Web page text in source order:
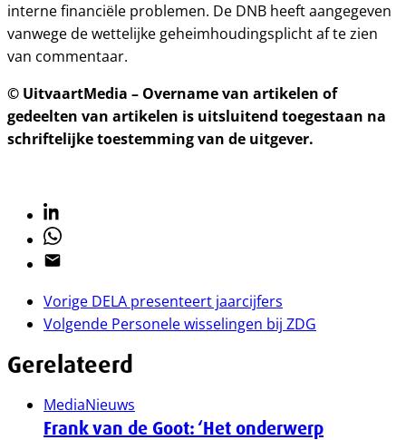
interne financiële problemen. De DNB heeft aangegeven
vanwege de wettelijke geheimhoudingsplicht af te zien
van commentaar.
© UitvaartMedia – Overname van artikelen of
gedeelten van artikelen is uitsluitend toegestaan na
schriftelijke toestemming van de uitgever.
Linkedin
Whatsapp
Email
Vorige DELA presenteert jaarcijfers
Volgende Personele wisselingen bij ZDG
Gerelateerd
MediaNieuws
Frank van de Goot: ‘Het onderwerp